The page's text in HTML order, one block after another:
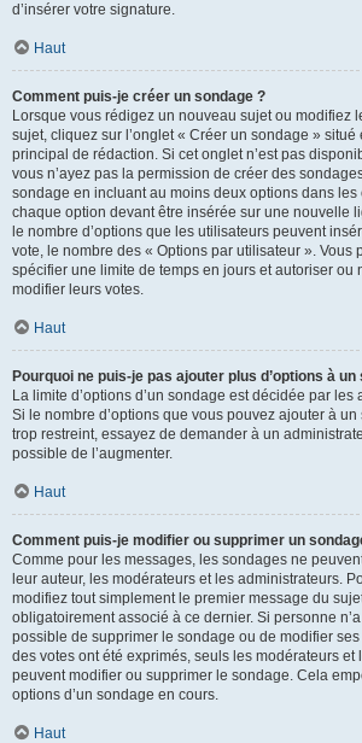
d’insérer votre signature.
Haut
Comment puis-je créer un sondage ?
Lorsque vous rédigez un nouveau sujet ou modifiez
sujet, cliquez sur l’onglet « Créer un sondage »
principal de rédaction. Si cet onglet n’est pas
vous n’ayez pas la permission de créer des
sondage en incluant au moins deux options dans les
chaque option devant être insérée sur une nouvelle
le nombre d’options que les utilisateurs peuvent
vote, le nombre des « Options par utilisateur ». Vous
spécifier une limite de temps en jours et autoriser ou
modifier leurs votes.
Haut
Pourquoi ne puis-je pas ajouter plus d’options à un
La limite d’options d’un sondage est décidée par
Si le nombre d’options que vous pouvez ajouter à
trop restreint, essayez de demander à un
possible de l’augmenter.
Haut
Comment puis-je modifier ou supprimer un
Comme pour les messages, les sondages ne
leur auteur, les modérateurs et les administrateurs.
modifiez tout simplement le premier message du
obligatoirement associé à ce dernier. Si personne
possible de supprimer le sondage ou de modifier
des votes ont été exprimés, seuls les modérateurs et
peuvent modifier ou supprimer le sondage. Cela
options d’un sondage en cours.
Haut